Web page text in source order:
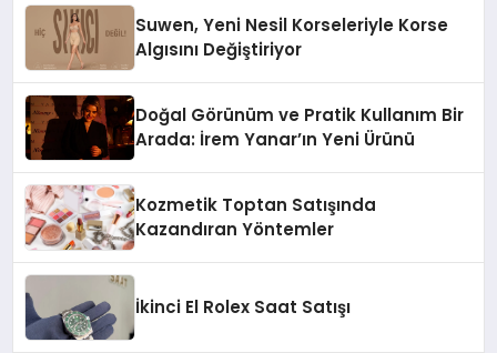
Suwen, Yeni Nesil Korseleriyle Korse
Algısını Değiştiriyor
Doğal Görünüm ve Pratik Kullanım Bir
Arada: İrem Yanar’ın Yeni Ürünü
Kozmetik Toptan Satışında
Kazandıran Yöntemler
İkinci El Rolex Saat Satışı